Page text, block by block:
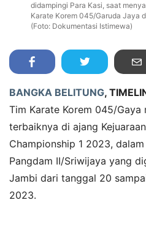
didampingi Para Kasi, saat
Karate Korem 045/Garuda Jaya
(Foto: Dokumentasi Istimewa)
BANGKA BELITUNG,
Tim Karate Korem 045/Gaya
terbaiknya di ajang
Championship 1 2023,
Pangdam II/Sriwijaya yang
Jambi dari tanggal 20
2023.